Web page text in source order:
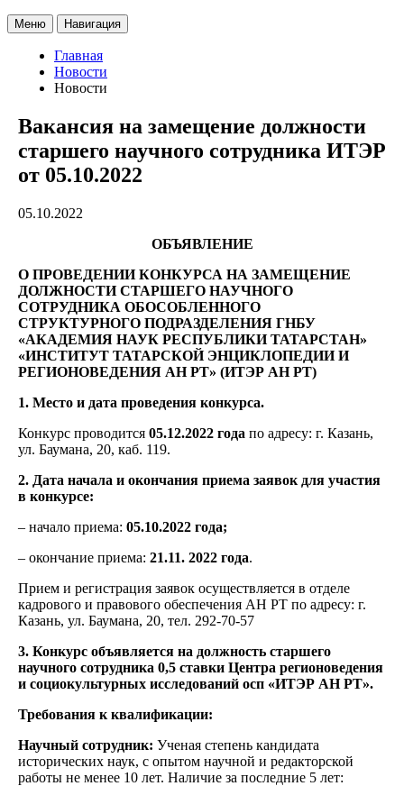
Меню Навигация
Главная
Новости
Новости
Вакансия на замещение должности
старшего научного сотрудника ИТЭР
от 05.10.2022
05.10.2022
ОБЪЯВЛЕНИЕ
О ПРОВЕДЕНИИ КОНКУРСА НА ЗАМЕЩЕНИЕ
ДОЛЖНОСТИ СТАРШЕГО НАУЧНОГО
СОТРУДНИКА ОБОСОБЛЕННОГО
СТРУКТУРНОГО ПОДРАЗДЕЛЕНИЯ ГНБУ
«АКАДЕМИЯ НАУК РЕСПУБЛИКИ ТАТАРСТАН»
«ИНСТИТУТ ТАТАРСКОЙ ЭНЦИКЛОПЕДИИ И
РЕГИОНОВЕДЕНИЯ АН РТ» (ИТЭР АН РТ)
1. Место и дата проведения конкурса.
Конкурс проводится 05.12.2022 года по адресу: г. Казань,
ул. Баумана, 20, каб. 119.
2. Дата начала и окончания приема заявок для участия
в конкурсе:
– начало приема: 05.10.2022 года;
– окончание приема: 21.11. 2022 года.
Прием и регистрация заявок осуществляется в отделе
кадрового и правового обеспечения АН РТ по адресу: г.
Казань, ул. Баумана, 20, тел. 292-70-57
3. Конкурс объявляется на должность старшего
научного сотрудника 0,5 ставки Центра регионоведения
и социокультурных исследований осп «ИТЭР АН РТ».
Требования к квалификации:
Научный сотрудник: Ученая степень кандидата
исторических наук, с опытом научной и редакторской
работы не менее 10 лет. Наличие за последние 5 лет: